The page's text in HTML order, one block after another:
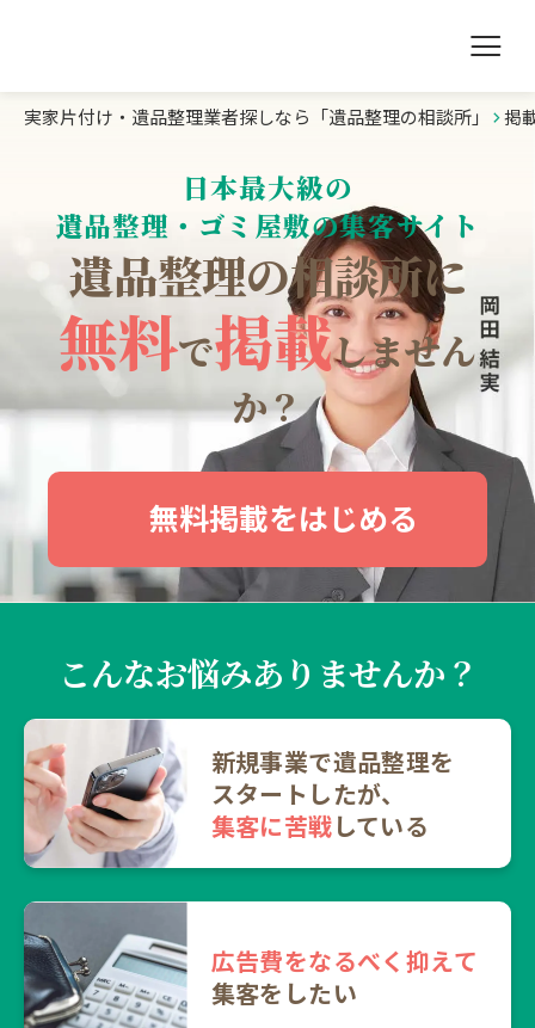
050-5783-1013
受付 8:30～17:30
無料・24時間受付
Webで無料見積りする
遺品整理の相談所TOP
業者を探す
ランキング
初めての方へ
豆知識
お急ぎの方はこちら
実家片付け・遺品整理業者探しなら「遺品整理の相談所」 掲
日本最大級の
遺品整理・ゴミ屋敷の集客サイト
遺品整理の相談所に
無料で掲載しません
か？
無料掲載をはじめる
こんなお悩みありませんか？
新規事業で遺品整理を
スタート したが、
集客に苦戦している
広告費をなるべく抑えて
集客をしたい